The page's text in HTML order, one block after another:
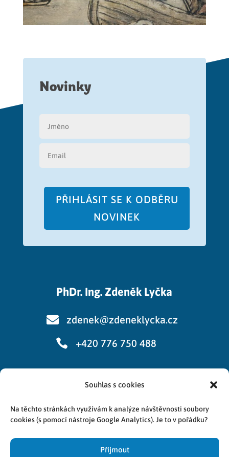
Souhlas s cookies
Na těchto stránkách využívám k analýze návštěvnosti soubory
cookies (s pomocí nástroje Google Analytics). Je to v pořádku?
Přijmout
Novinky
PŘIHLÁSIT SE K ODBĚRU
NOVINEK
PhDr. Ing. Zdeněk Lyčka
 zdenek@zdeneklycka.cz
 +420 776 750 488
Cookies
Zpracování osobních údajů